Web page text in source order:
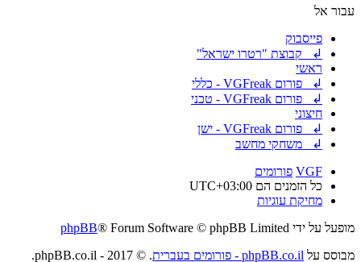
עבור אל
פייסבוק
↲ קבוצת "רטרו ישראל"
ראשי
↲ פורום VGFreak - כללי
↲ פורום VGFreak - טכני
חיצוני
↲ פורום VGFreak - ישן
↲ משחקי מחשב
VGF פורומים
כל הזמנים הם UTC+03:00
מחיקת עוגיות
מופעל על ידי
phpBB® Forum Software © phpBB Limited
מבוסס על phpBB.co.il - פורומים בעברית . © 2017 - phpBB.co.il.